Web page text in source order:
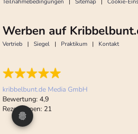
Teilnahmebedingungen
Sitemap Cookie-
Werben auf
Vertrieb Siegel Praktikum Kontakt
kribbelbunt.de Media GmbH
Bewertung: 4,9
Rezensionen: 21